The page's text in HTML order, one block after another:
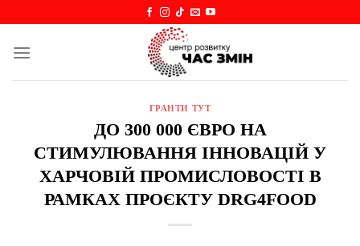
content
ГРАНТИ ТУТ
ДО 300 000 ЄВРО НА
СТИМУЛЮВАННЯ ІННОВАЦІЙ У
ХАРЧОВІЙ ПРОМИСЛОВОСТІ В
РАМКАХ ПРОЄКТУ DRG4FOOD